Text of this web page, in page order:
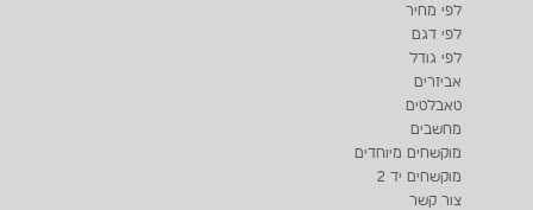
לפי מחיר
לפי דגם
לפי גודל
אביזרים
טאבלטים
מחשבים
מוקשחים מיוחדים
מוקשחים יד 2
צור קשר